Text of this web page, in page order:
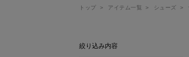
トップ > アイテム一覧 > シューズ >
絞り込み内容